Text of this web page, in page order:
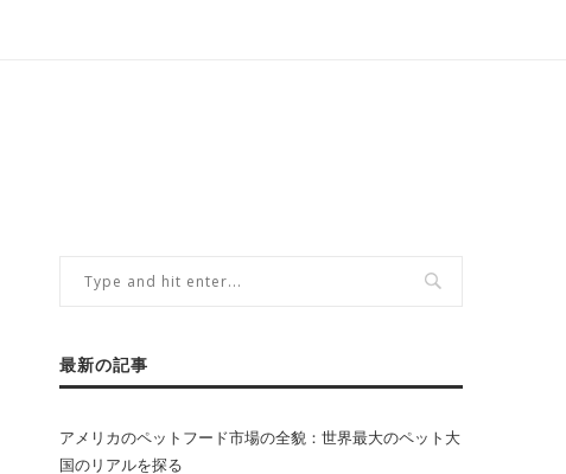
最新の記事
アメリカのペットフード市場の全貌：世界最大のペット大
国のリアルを探る